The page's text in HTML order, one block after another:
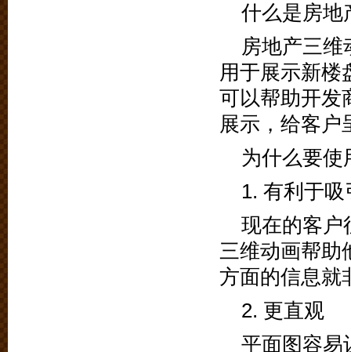
什么是房地
房地产三
用于展示新楼
可以帮助开发
展示，给客户
为什么要使
1. 有利于吸
现在的客户
三维动画帮助
方面的信息就
2. 更直观
平面图容易